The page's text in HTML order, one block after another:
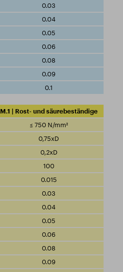
0.03
0.04
0.05
0.06
0.08
0.09
0.1
M.1 | Rost- und säurebeständige
≤ 750 N/mm²
0,75xD
0,2xD
100
0.015
0.03
0.04
0.05
0.06
0.08
0.09